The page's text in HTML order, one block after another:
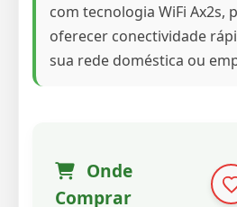
com tecnologia WiFi Ax2s,
oferecer conectividade
sua rede doméstica ou
Onde
Comprar